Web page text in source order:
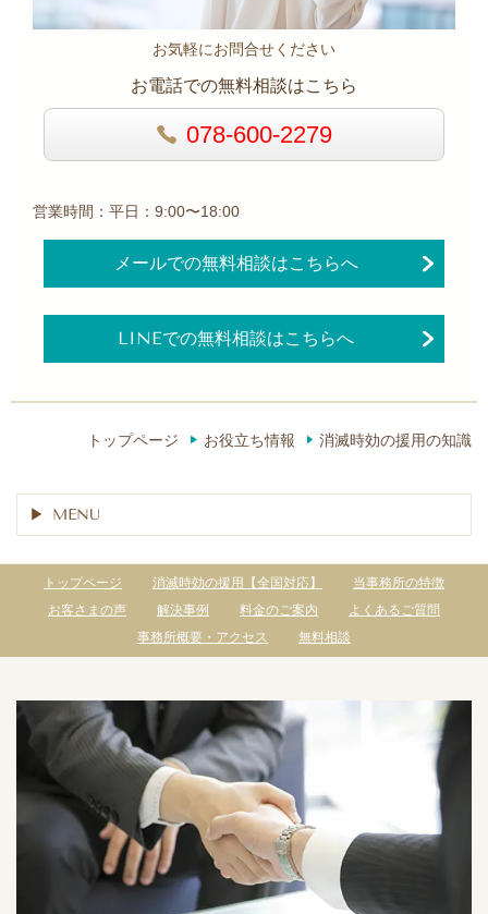
お気軽にお問合せください
お電話での無料相談はこちら
078-600-2279
営業時間：平日：9:00〜18:00
メールでの無料相談はこちらへ
LINEでの無料相談はこちらへ
トップページ お役立ち情報 消滅時効の援用の知識
MENU
トップページ 消滅時効の援用【全国対応】
当事務所の特徴
お客さまの声
解決事例 料金のご案内
よくあるご質問
事務所概要・アクセス
無料相談